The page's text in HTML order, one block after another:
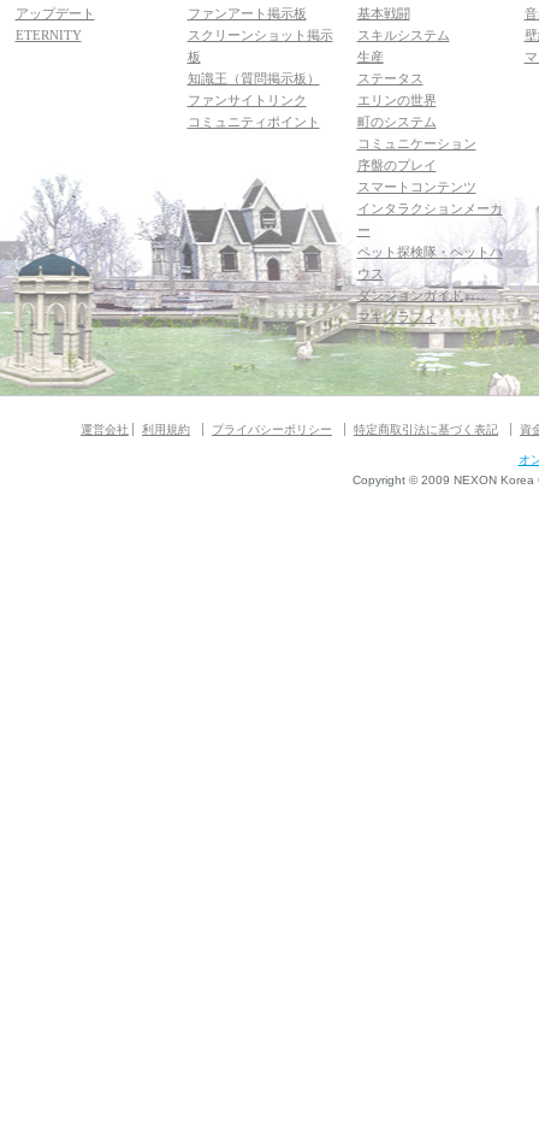
アップデート
ETERNITY
ファンアート掲示板
スクリーンショット掲示
板
知識王（質問掲示板）
ファンサイトリンク
コミュニティポイント
基本戦闘
スキルシステム
生産
ステータス
エリンの世界
町のシステム
コミュニケーション
序盤のプレイ
スマートコンテンツ
インタラクションメーカ
ー
ペット探検隊・ペットハ
ウス
ダンジョンガイド
マギグラフィ
運営会社 利用規約 プライバシーポリシー 特定商取引法に基づく表記 資
オ
Copyright © 2009 NEXON Korea